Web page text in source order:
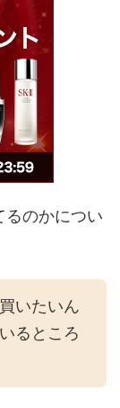
るのかについ
いたいん
るところ